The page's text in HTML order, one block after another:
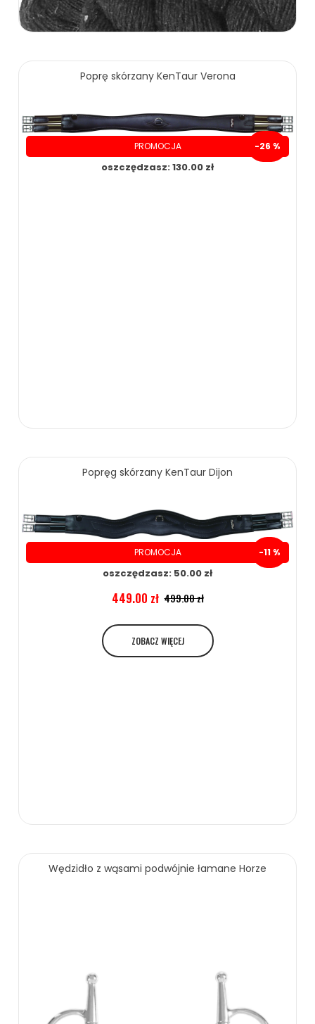
Poprę skórzany KenTaur Verona
PROMOCJA -26 %
oszczędzasz: 130.00 zł
389.00 zł 519.00 zł
Popręg skórzany KenTaur Dijon
PROMOCJA -11 %
oszczędzasz: 50.00 zł
449.00 zł 499.00 zł
ZOBACZ WIĘCEJ
Wędzidło z wąsami podwójnie łamane Horze